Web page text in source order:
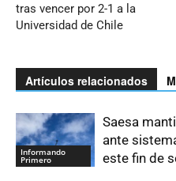
tras vencer por 2-1 a la
Universidad de Chile
Artículos relacionados
Informando
Primero
Saesa
ante
este fin de